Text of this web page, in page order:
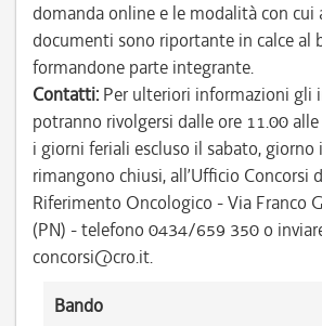
domanda online e le modalità con cui
documenti sono riportante in calce al
formandone parte integrante.
Contatti: Per ulteriori informazioni gli
potranno rivolgersi dalle ore 11.00
i giorni feriali escluso il sabato,
rimangono chiusi, all’Ufficio Concorsi
Riferimento Oncologico - Via Franco
(PN) - telefono 0434/659 350 o
concorsi@cro.it.
Bando